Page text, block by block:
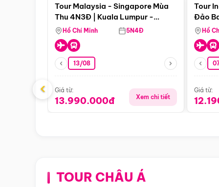
Tour Malaysia - Singapore Mùa
Thu 4N3Đ | Kuala Lumpur -
Malacca - Johor Baru -
Singapore
Hồ Chí Minh 5N4Đ
13/08
Giá từ:
13.990.000đ Xem chi tiết
Tour
Đảo
Hồ
Giá từ:
‹
TOUR CHÂU ÁĐiểm nổi bật